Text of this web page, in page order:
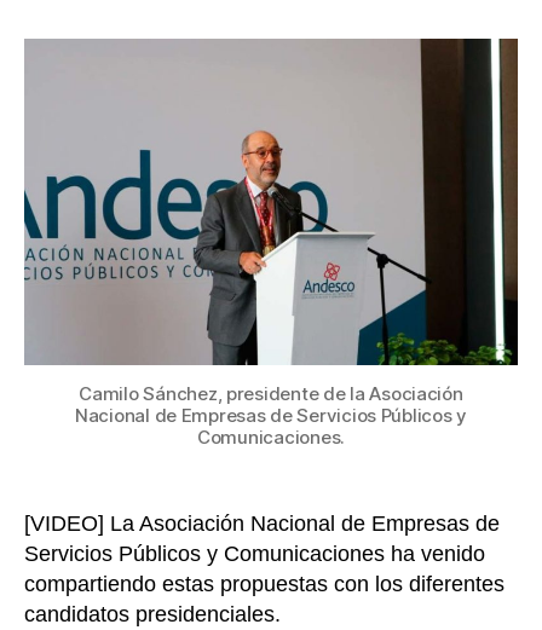
entrada
de
para
el
nuevo
en
Camilo Sánchez, presidente de la Asociación
Nacional de Empresas de Servicios Públicos y
Comunicaciones.
[VIDEO] La Asociación Nacional de Empresas de
Servicios Públicos y Comunicaciones ha venido
compartiendo estas propuestas con los diferentes
candidatos presidenciales.